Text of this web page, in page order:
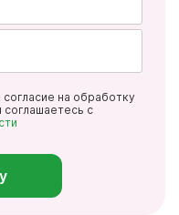
на обработку
соглашаетесь с